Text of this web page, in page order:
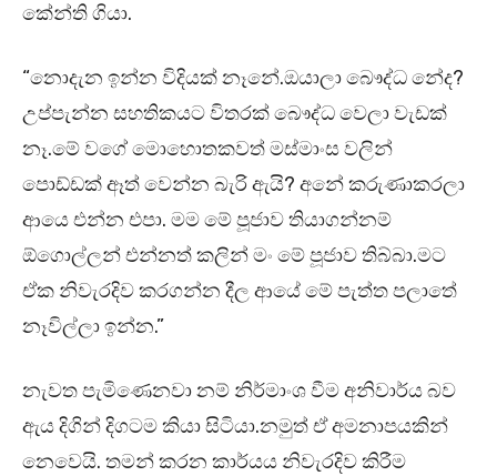
කේන්ති ගියා.
“නොදැන ඉන්න විදියක් නෑනේ.ඔයාලා බෞද්ධ නේද?
උප්පැන්න සහතිකයට විතරක් බෞද්ධ වෙලා වැඩක්
නෑ.මේ වගේ මොහොතකවත් මස්මාංස වලින්
පොඩ්ඩක් ඈත් වෙන්න බැරි ඇයි? අනේ කරුණාකරලා
ආයෙ එන්න එපා. මම මේ පූජාව තියාගන්නම්
ඕගොල්ලන් එන්නත් කලින් මං මේ පූජාව තිබ්බා.මට
ඒක නිවැරදිව කරගන්න දීල ආයේ මේ පැත්ත පලාතේ
නෑවිල්ලා ඉන්න.”
නැවත පැමිණෙනවා නම් නිර්මාංශ වීම අනිවාර්ය බව
ඇය දිගින් දිගටම කියා සිටියා.නමුත් ඒ අමනාපයකින්
නෙවෙයි. තමන් කරන කාර්යය නිවැරදිව කිරීම